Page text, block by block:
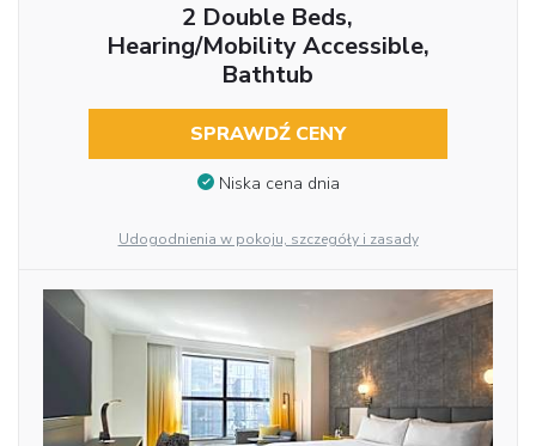
2 Double Beds,
Hearing/Mobility Accessible,
Bathtub
SPRAWDŹ CENY
Niska cena dnia
Udogodnienia w pokoju, szczegóły i zasady